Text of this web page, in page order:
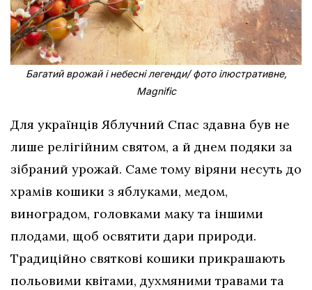
Багатий врожай і небесні легенди/ фото ілюстративне,
Magnific
Для українців Яблучний Спас здавна був не
лише релігійним святом, а й днем подяки за
зібраний урожай. Саме тому віряни несуть до
храмів кошики з яблуками, медом,
виноградом, головками маку та іншими
плодами, щоб освятити дари природи.
Традиційно святкові кошики прикрашають
польовими квітами, духмяними травами та